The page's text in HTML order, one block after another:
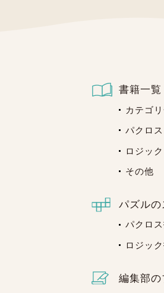
書籍一覧
カテゴ
パクロス
ロジック
その他
パズルの
パクロ
ロジッ
編集部